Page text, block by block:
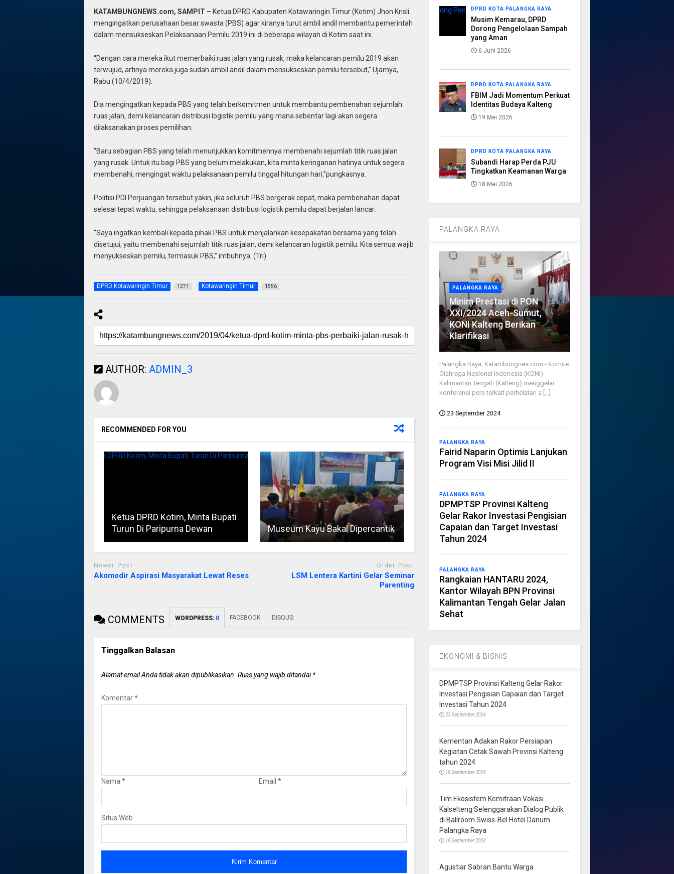
KATAMBUNGNEWS.com, SAMPIT – Ketua DPRD Kabupaten Kotawaringin Timur (Kotim) Jhon Krisli
mengingatkan perusahaan besar swasta (PBS) agar kiranya turut ambil andil membantu pemerintah
dalam mensukseskan Pelaksanaan Pemilu 2019 ini di beberapa wilayah di Kotim saat ini.
“Dengan cara mereka ikut memerbaiki ruas jalan yang rusak, maka kelancaran pemilu 2019 akan
terwujud, artinya mereka juga sudah ambil andil dalam mensukseskan pemilu tersebut,” Ujarnya,
Rabu (10/4/2019).
Dia mengingatkan kepada PBS yang telah berkomitmen untuk membantu pembenahan sejumlah
ruas jalan, demi kelancaran distribusi logistik pemilu yang mana sebentar lagi akan segera
dilaksanakan proses pemilihan.
“Baru sebagian PBS yang telah menunjukkan komitmennya membenahi sejumlah titik ruas jalan
yang rusak. Untuk itu bagi PBS yang belum melakukan, kita minta keringanan hatinya untuk segera
membenahi, mengingat waktu pelaksanaan pemilu tinggal hitungan hari,”pungkasnya.
Politisi PDI Perjuangan tersebut yakin, jika seluruh PBS bergerak cepat, maka pembenahan dapat
selesai tepat waktu, sehingga pelaksanaan distribusi logistik pemilu dapat berjalan lancar.
“Saya ingatkan kembali kepada pihak PBS untuk menjalankan kesepakatan bersama yang telah
disetujui, yaitu membenahi sejumlah titik ruas jalan, demi kelancaran logistik pemilu. Kita semua wajib
menyukseskan pemilu, termasuk PBS,” imbuhnya. (Tri)
DPRD Kotawaringin Timur 1271 Kotawaringin Timur 1556
AUTHOR: ADMIN_3
RECOMMENDED FOR YOU
Ketua DPRD Kotim, Minta Bupati
Turun Di Paripurna Dewan
Museum Kayu Bakal Dipercantik
Newer Post
Akomodir Aspirasi Masyarakat Lewat Reses
Older Post
LSM Lentera Kartini Gelar Seminar
Parenting
COMMENTS WORDPRESS: 0 FACEBOOK: DISQUS:
Tinggalkan Balasan
Alamat email Anda tidak akan dipublikasikan. Ruas yang wajib ditandai*
Komentar*
Nama* Email *
Situs Web
DPRD KOTA PALANGKA RAYA
Musim Kemarau, DPRD
Dorong Pengelolaan Sampah
yang Aman
6 Juni 2026
DPRD KOTA PALANGKA RAYA
FBIM Jadi Momentum Perkuat
Identitas Budaya Kalteng
19 Mei 2026
DPRD KOTA PALANGKA RAYA
Subandi Harap Perda PJU
Tingkatkan Keamanan Warga
18 Mei 2026
PALANGKA RAYA
PALANGKA RAYA
Minim Prestasi di PON
XXI/2024 Aceh-Sumut,
KONI Kalteng Berikan
Klarifikasi
Palangka Raya, Katambungnes.com - Komite
Olahraga Nasional Indonesia (KONI)
Kalimantan Tengah (Kalteng) menggelar
konferensi pers terkait perhelatan a [...]
23 September 2024
PALANGKA RAYA
Fairid Naparin Optimis Lanjukan
Program Visi Misi Jilid II
PALANGKA RAYA
DPMPTSP Provinsi Kalteng
Gelar Rakor Investasi Pengisian
Capaian dan Target Investasi
Tahun 2024
PALANGKA RAYA
Rangkaian HANTARU 2024,
Kantor Wilayah BPN Provinsi
Kalimantan Tengah Gelar Jalan
Sehat
EKONOMI & BISNIS
DPMPTSP Provinsi Kalteng Gelar Rakor
Investasi Pengisian Capaian dan Target
Investasi Tahun 2024
23 September 2024
Kementan Adakan Rakor Persiapan
Kegiatan Cetak Sawah Provinsi Kalteng
tahun 2024
18 September 2024
Tim Ekosistem Kemitraan Vokasi
Kalselteng Selenggarakan Dialog Publik
di Ballroom Swiss-Bel Hotel Danum
Palangka Raya
18 September 2024
Agustiar Sabran Bantu Warga